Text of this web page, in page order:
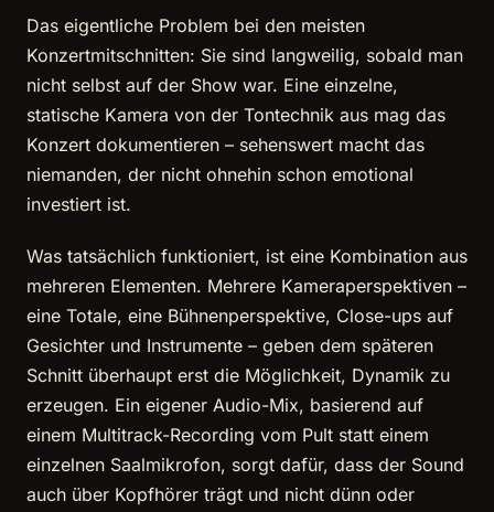
Das eigentliche Problem bei den meisten
Konzertmitschnitten: Sie sind langweilig, sobald man
nicht selbst auf der Show war. Eine einzelne,
statische Kamera von der Tontechnik aus mag das
Konzert dokumentieren – sehenswert macht das
niemanden, der nicht ohnehin schon emotional
investiert ist.
Was tatsächlich funktioniert, ist eine Kombination aus
mehreren Elementen. Mehrere Kameraperspektiven –
eine Totale, eine Bühnenperspektive, Close-ups auf
Gesichter und Instrumente – geben dem späteren
Schnitt überhaupt erst die Möglichkeit, Dynamik zu
erzeugen. Ein eigener Audio-Mix, basierend auf
einem Multitrack-Recording vom Pult statt einem
einzelnen Saalmikrofon, sorgt dafür, dass der Sound
auch über Kopfhörer trägt und nicht dünn oder